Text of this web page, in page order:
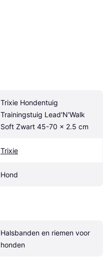
Trixie Hondentuig
Trainingstuig Lead'N'Walk
Soft Zwart 45-70 x 2.5 cm
Trixie
Hond
Halsbanden en riemen voor
honden